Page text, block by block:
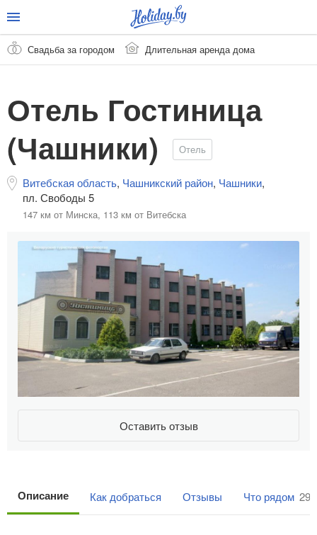
Свадьба за городом Длительная аренда дома
Отель Гостиница
(Чашники)
Отель
Витебская область, Чашникский район, Чашники,
пл. Свободы 5
147 км от Минска, 113 км от Витебска
Оставить отзыв
Описание Как добраться Отзывы Что рядом 29